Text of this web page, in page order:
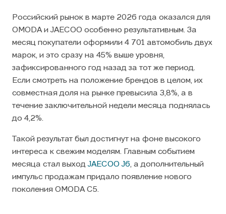
Российский рынок в марте 2026 года оказался для
OMODA и JAECOO особенно результативным. За
месяц покупатели оформили 4 701 автомобиль двух
марок, и это сразу на 45% выше уровня,
зафиксированного год назад за тот же период.
Если смотреть на положение брендов в целом, их
совместная доля на рынке превысила 3,8%, а в
течение заключительной недели месяца поднялась
до 4,2%.
Такой результат был достигнут на фоне высокого
интереса к свежим моделям. Главным событием
месяца стал выходJAECOO J6, а дополнительный
импульс продажам придало появление нового
поколения OMODA C5.